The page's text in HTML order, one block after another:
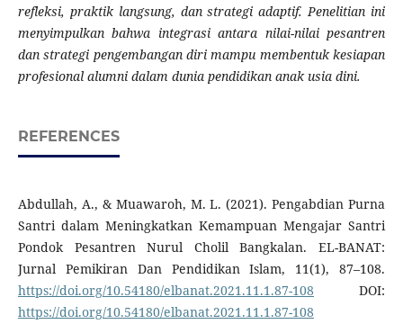
refleksi, praktik langsung, dan strategi adaptif. Penelitian ini
menyimpulkan bahwa integrasi antara nilai-nilai pesantren
dan strategi pengembangan diri mampu membentuk kesiapan
profesional alumni dalam dunia pendidikan anak usia dini.
REFERENCES
Abdullah, A., & Muawaroh, M. L. (2021). Pengabdian Purna
Santri dalam Meningkatkan Kemampuan Mengajar Santri
Pondok Pesantren Nurul Cholil Bangkalan. EL-BANAT:
Jurnal Pemikiran Dan Pendidikan Islam, 11(1), 87–108.
https://doi.org/10.54180/elbanat.2021.11.1.87-108 DOI:
https://doi.org/10.54180/elbanat.2021.11.1.87-108